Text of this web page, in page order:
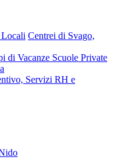
Centrei di Svago,
di Vacanze Scuole Private
Servizi RH e